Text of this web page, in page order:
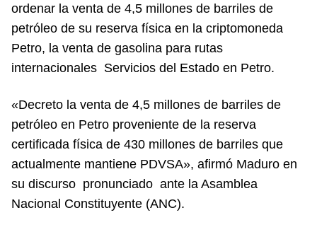
ordenar la venta de 4,5 millones de barriles de
petróleo de su reserva física en la criptomoneda
Petro, la venta de gasolina para rutas
internacionales Servicios del Estado en Petro.
«Decreto la venta de 4,5 millones de barriles de
petróleo en Petro proveniente de la reserva
certificada física de 430 millones de barriles que
actualmente mantiene PDVSA», afirmó Maduro en
su discurso pronunciado ante la Asamblea
Nacional Constituyente (ANC).